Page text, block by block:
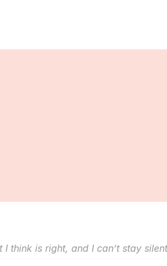
I think is right, and I can’t stay